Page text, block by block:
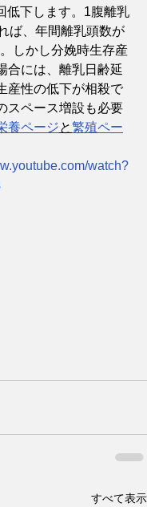
低下します。1腹離乳
ば、年間離乳頭数が
しかし分娩時生存産
合には、離乳日齢延
産性の低下が相殺で
スペース増設も必要
養ページと繁殖ペー
watch?
すべて表示